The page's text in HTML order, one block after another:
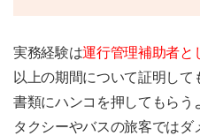
実務経験は運行管理補助者と
以上の期間について証明し
書類にハンコを押してもらう
タクシーやバスの旅客では